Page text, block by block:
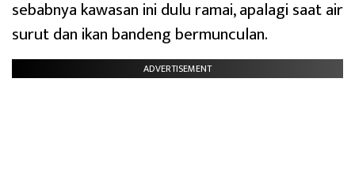
sebabnya kawasan ini dulu ramai, apalagi saat air
surut dan ikan bandeng bermunculan.
ADVERTISEMENT